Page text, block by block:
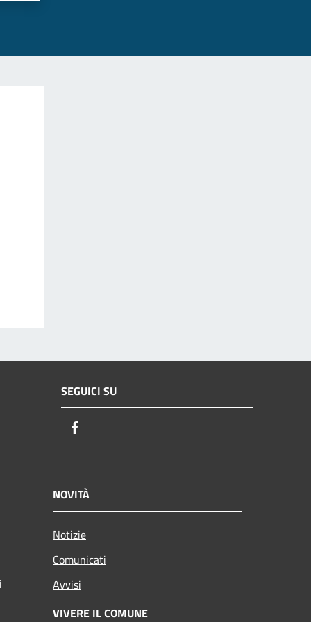
SEGUICI SU
NOVITÀ
Notizie
Comunicati
Avvisi
VIVERE IL COMUNE